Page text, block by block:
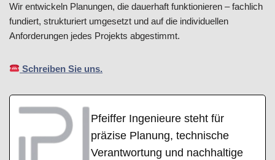
Wir entwickeln Planungen, die dauerhaft funktionieren – fachlich
fundiert, strukturiert umgesetzt und auf die individuellen
Anforderungen jedes Projekts abgestimmt.
Schreiben Sie uns.
Pfeiffer Ingenieure steht für
präzise Planung, technische
Verantwortung und nachhaltige